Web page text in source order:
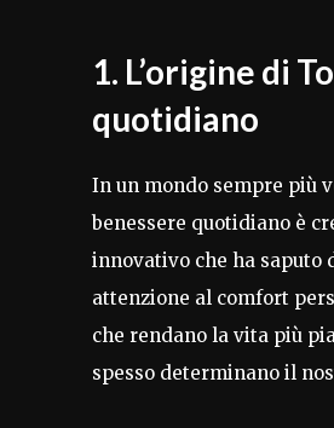
1. L’origine di
quotidiano
In un mondo sempre più
benessere quotidiano è
innovativo che ha saputo
attenzione al comfort
che rendano la vita più
spesso determinano il